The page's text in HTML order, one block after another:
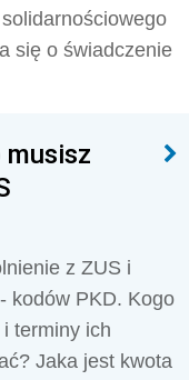
się o świadczenie
z ZUS i
kodów PKD. Kogo
terminy ich
Jaka jest kwota